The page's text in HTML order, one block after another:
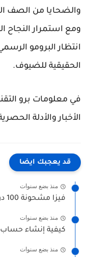
والضحايا من الصف
ومع استمرار النجاح
انتظار البرومو
الحقيقية للضيوف.
في معلومات برو
الأخبار والأدلة
قد يعجبك ايضا
منذ بضع سنوات
فيزا مشحونة 100 دولار مجانا | إليك 100 فيزا مشحونة...
منذ بضع سنوات
كيفية إنشاء حساب على
منذ بضع سنوات